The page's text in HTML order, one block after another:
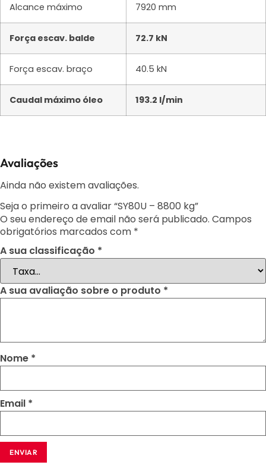
Alcance máximo 7920 mm
Força escav. balde 72.7 kN
Força escav. braço 40.5 kN
Caudal máximo óleo 193.2 l/min
Avaliações
Ainda não existem avaliações.
Seja o primeiro a avaliar “SY80U – 8800 kg”
O seu endereço de email não será publicado. Campos
obrigatórios marcados com *
A sua classificação *
A sua avaliação sobre o produto *
Nome *
Email *